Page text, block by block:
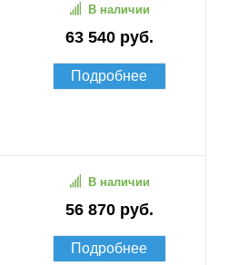
63 540 руб.
В наличии
Подробнее
56 870 руб.
В наличии
Подробнее